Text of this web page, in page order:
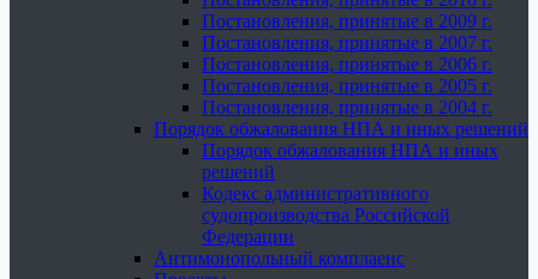
Постановления, принятые в 2009 г.
Постановления, принятые в 2007 г.
Постановления, принятые в 2006 г.
Постановления, принятые в 2005 г.
Постановления, принятые в 2004 г.
Порядок обжалования НПА и иных решений
Порядок обжалования НПА и иных
решений
Кодекс административного
судопроизводства Российской
Федерации
Антимонопольный комплаенс